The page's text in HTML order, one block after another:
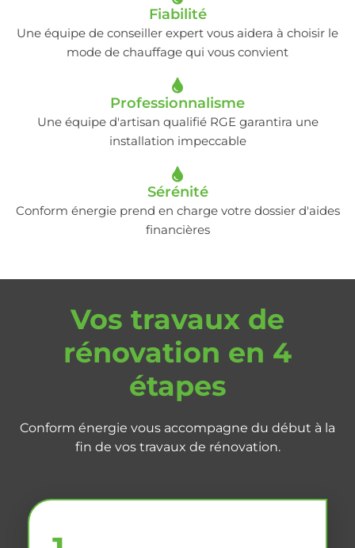
Fiabilité
Une équipe de conseiller expert vous aidera à choisir le
mode de chauffage qui vous convient
Professionnalisme
Une équipe d'artisan qualifié RGE garantira une
installation impeccable
Sérénité
Conform énergie prend en charge votre dossier d'aides
financières
Vos travaux de
rénovation en 4
étapes
Conform énergie vous accompagne du début à la
fin de vos travaux de rénovation.